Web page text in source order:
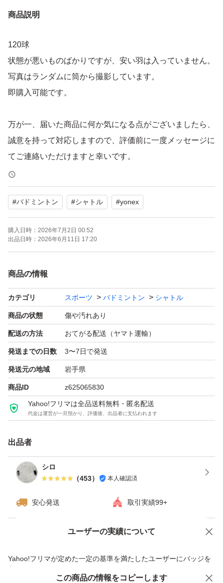
商品説明
120球
状態が悪いものばかりですが、安い羽は入っていません。
写真はランダムに筒から撮影しています。
即購入可能です。
万が一、届いた商品に何か気になる点がございましたら、
誠意を持って対応しますので、評価前に一度メッセージに
てご連絡いただけますと幸いです。
#バドミントン #シャトル #yonex
購入日時： 2026年7月2日 00:52
出品日時： 2026年6月11日 17:20
商品の情報
カテゴリ スポーツ バドミントン シャトル
商品の状態 傷や汚れあり
配送の方法 おてがる配送（ヤマト運輸）
発送までの日数 3〜7日で発送
発送元の地域 岩手県
商品ID z625065830
Yahoo!フリマは全品送料無料・匿名配送
代金は運営が一旦預かり、評価後、出品者に支払われます
出品者
シロ
（453） 本人確認済
安心発送 取引実績99+
ユーザーの実績について
Yahoo!フリマが定めた一定の基準を満たしたユーザーにバッジを
付与しています
価格の相談 商品への質問
この商品の情報をコピーします
この商品をみている人にオススメ